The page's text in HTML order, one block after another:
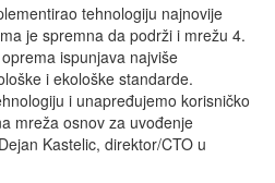
tehnologiju najnovije
je spremna da podrži i mrežu 4.
ispunjava najviše
i ekološke standarde.
i unapređujemo korisničko
mreža osnov za uvođenje
Kastelic, direktor/CTO u